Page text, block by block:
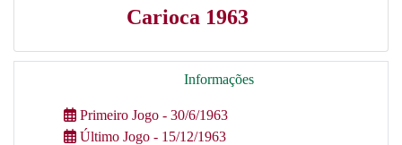
Carioca 1963
Informações
Primeiro Jogo - 30/6/1963
Último Jogo - 15/12/1963